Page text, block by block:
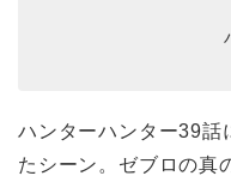
ハンターハンター39話
たシーン。ゼブロの真